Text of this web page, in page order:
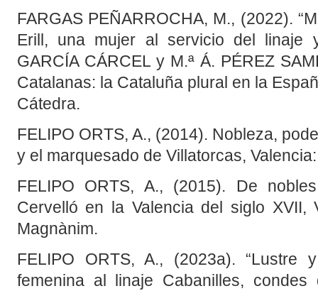
FARGAS PEÑARROCHA, M., (2022).
Erill, una mujer al servicio del linaje
GARCÍA CÁRCEL y M.ª Á. PÉREZ
Catalanas: la Cataluña plural en la
Cátedra.
FELIPO ORTS, A., (2014). Nobleza,
y el marquesado de Villatorcas,
FELIPO ORTS, A., (2015). De
Cervelló en la Valencia del siglo XVII,
Magnànim.
FELIPO ORTS, A., (2023a). “Lustre
femenina al linaje Cabanilles, condes